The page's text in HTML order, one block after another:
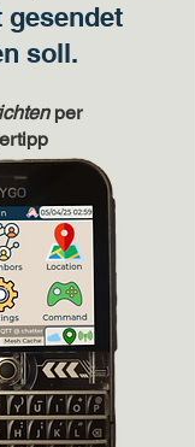
gesendet
soll.
per